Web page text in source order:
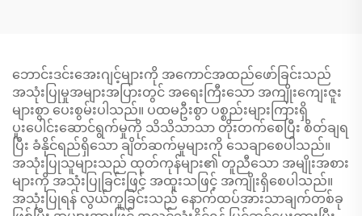
ဘောင်းဒင်းအေးဂျင့်များကို အကောင်အထည်ဖော်ခြင်းသည်
အသုံးပြုမှုအများအပြားတွင် အရေးကြီးသော အကျိုးကျေးဇူး
များစွာ ပေးစွမ်းပါသည်။ ပထမဦးစွာ ပစ္စည်းများကြားရှိ
ပူးပေါင်းဆောင်ရွက်မှုကို သိသိသာသာ တိုးတက်စေပြီး စိတ်ချရ
ပြီး ခံနိုင်ရည်ရှိသော ချိတ်ဆက်မှုများကို သေချာစေပါသည်။
အသုံးပြုသူများသည် ထုတ်ကုန်များ၏ တူညီသော အမျိုးအစား
များကို အသုံးပြုခြင်းဖြင့် အထူးသဖြင့် အကျိုးရှိစေပါသည်။
အသုံးပြုရန် လွယ်ကူခြင်းသည် နောက်ထပ်အားသာချက်တစ်ခု